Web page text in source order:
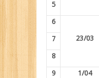
5
6
23/03
7
8
9 1/04